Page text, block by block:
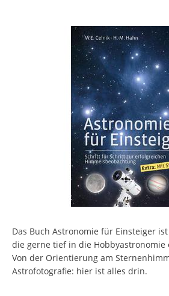
Das Buch Astronomie für Einsteiger
die gerne tief in die Hobbyastronomie
Von der Orientierung am
Astrofotografie: hier ist alles drin.